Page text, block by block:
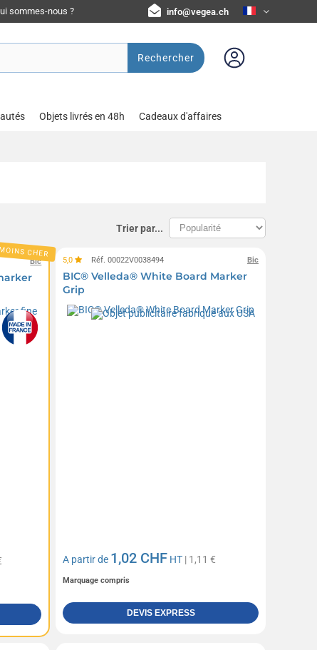
sommes-nous ? info@vegea.ch
Rechercher
Objets livrés en 48h Cadeaux d'affaires
Trier par...
CHER
Bic Bic
5,0 Réf. 00022V0038494
BIC® Velleda® White Board Marker
Grip
A partir de 1,02 CHF HT | 1,11 €
Marquage compris
DEVIS EXPRESS